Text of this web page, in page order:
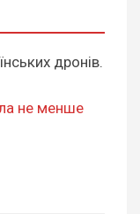
дронів.
не менше